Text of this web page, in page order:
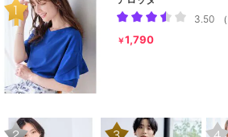
3.50
（
￥1,790